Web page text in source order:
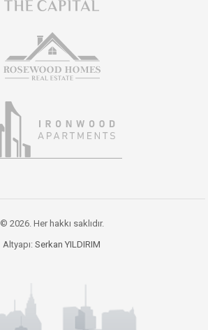
© 2026. Her hakkı saklıdır.
Altyapı: Serkan YILDIRIM